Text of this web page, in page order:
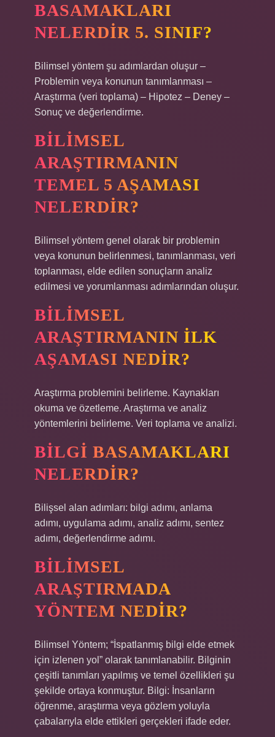
BASAMAKLARI
NELERDIR 5. SINIF?
Bilimsel yöntem şu adımlardan oluşur –
Problemin veya konunun tanımlanması –
Araştırma (veri toplama) – Hipotez – Deney –
Sonuç ve değerlendirme.
BILIMSEL
ARAŞTIRMANIN
TEMEL 5 AŞAMASI
NELERDIR?
Bilimsel yöntem genel olarak bir problemin
veya konunun belirlenmesi, tanımlanması, veri
toplanması, elde edilen sonuçların analiz
edilmesi ve yorumlanması adımlarından oluşur.
BILIMSEL
ARAŞTIRMANIN ILK
AŞAMASI NEDIR?
Araştırma problemini belirleme. Kaynakları
okuma ve özetleme. Araştırma ve analiz
yöntemlerini belirleme. Veri toplama ve analizi.
BILGI BASAMAKLARI
NELERDIR?
Bilişsel alan adımları: bilgi adımı, anlama
adımı, uygulama adımı, analiz adımı, sentez
adımı, değerlendirme adımı.
BILIMSEL
ARAŞTIRMADA
YÖNTEM NEDIR?
Bilimsel Yöntem; “İspatlanmış bilgi elde etmek
için izlenen yol” olarak tanımlanabilir. Bilginin
çeşitli tanımları yapılmış ve temel özellikleri şu
şekilde ortaya konmuştur. Bilgi: İnsanların
öğrenme, araştırma veya gözlem yoluyla
çabalarıyla elde ettikleri gerçekleri ifade eder.